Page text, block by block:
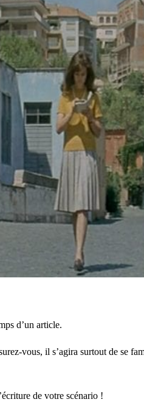
d’un article.
vous, il s’agira surtout de se
de votre scénario !